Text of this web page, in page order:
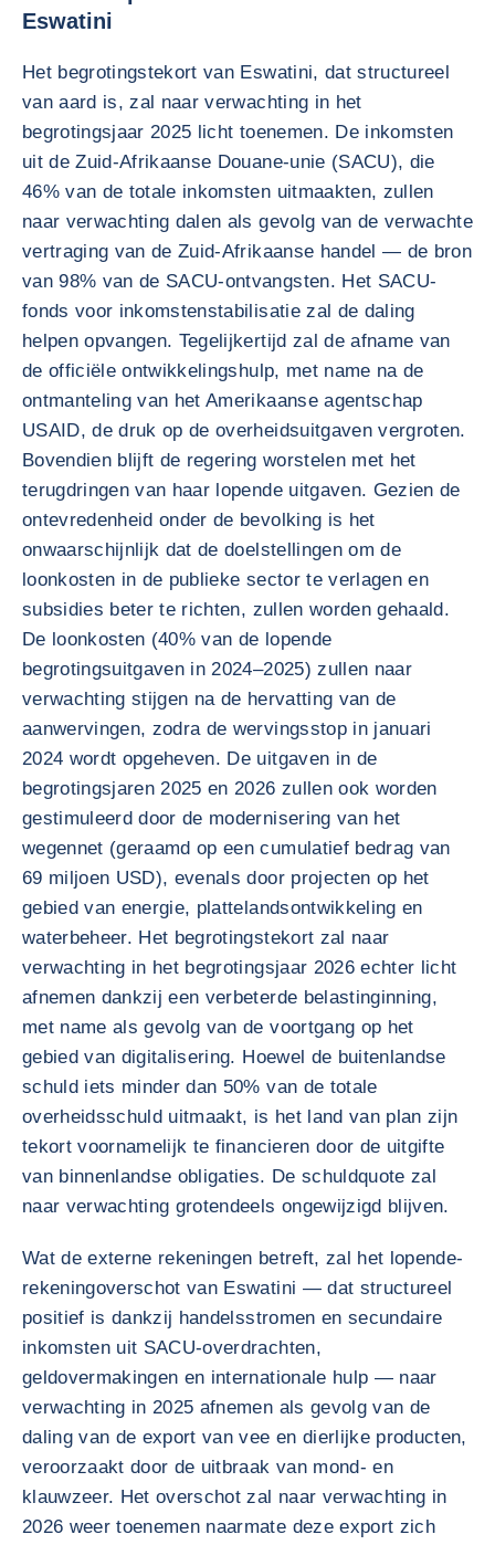
Eswatini
Het begrotingstekort van Eswatini, dat structureel
van aard is, zal naar verwachting in het
begrotingsjaar 2025 licht toenemen. De inkomsten
uit de Zuid-Afrikaanse Douane-unie (SACU), die
46% van de totale inkomsten uitmaakten, zullen
naar verwachting dalen als gevolg van de verwachte
vertraging van de Zuid-Afrikaanse handel — de bron
van 98% van de SACU-ontvangsten. Het SACU-
fonds voor inkomstenstabilisatie zal de daling
helpen opvangen. Tegelijkertijd zal de afname van
de officiële ontwikkelingshulp, met name na de
ontmanteling van het Amerikaanse agentschap
USAID, de druk op de overheidsuitgaven vergroten.
Bovendien blijft de regering worstelen met het
terugdringen van haar lopende uitgaven. Gezien de
ontevredenheid onder de bevolking is het
onwaarschijnlijk dat de doelstellingen om de
loonkosten in de publieke sector te verlagen en
subsidies beter te richten, zullen worden gehaald.
De loonkosten (40% van de lopende
begrotingsuitgaven in 2024–2025) zullen naar
verwachting stijgen na de hervatting van de
aanwervingen, zodra de wervingsstop in januari
2024 wordt opgeheven. De uitgaven in de
begrotingsjaren 2025 en 2026 zullen ook worden
gestimuleerd door de modernisering van het
wegennet (geraamd op een cumulatief bedrag van
69 miljoen USD), evenals door projecten op het
gebied van energie, plattelandsontwikkeling en
waterbeheer. Het begrotingstekort zal naar
verwachting in het begrotingsjaar 2026 echter licht
afnemen dankzij een verbeterde belastinginning,
met name als gevolg van de voortgang op het
gebied van digitalisering. Hoewel de buitenlandse
schuld iets minder dan 50% van de totale
overheidsschuld uitmaakt, is het land van plan zijn
tekort voornamelijk te financieren door de uitgifte
van binnenlandse obligaties. De schuldquote zal
naar verwachting grotendeels ongewijzigd blijven.
Wat de externe rekeningen betreft, zal het lopende-
rekeningoverschot van Eswatini — dat structureel
positief is dankzij handelsstromen en secundaire
inkomsten uit SACU-overdrachten,
geldovermakingen en internationale hulp — naar
verwachting in 2025 afnemen als gevolg van de
daling van de export van vee en dierlijke producten,
veroorzaakt door de uitbraak van mond- en
klauwzeer. Het overschot zal naar verwachting in
2026 weer toenemen naarmate deze export zich